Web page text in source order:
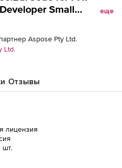
Small
еще
Aspose Pty Ltd.
Ltd.
Отзывы
лицензия
шт.